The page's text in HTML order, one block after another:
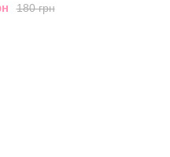
180 грн